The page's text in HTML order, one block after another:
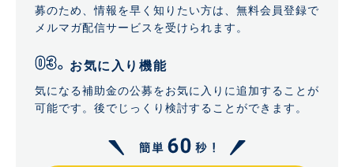
募のため、情報を早く知りたい方は、無料会員登録で
メルマガ配信サービスを受けられます。
お気に入り機能
気になる補助金の公募をお気に入りに追加することが
可能です。後でじっくり検討することができます。